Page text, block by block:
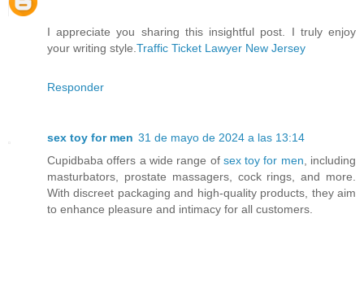
I appreciate you sharing this insightful post. I truly enjoy
your writing style.Traffic Ticket Lawyer New Jersey
Responder
sex toy for men 31 de mayo de 2024 a las 13:14
Cupidbaba offers a wide range of sex toy for men, including
masturbators, prostate massagers, cock rings, and more.
With discreet packaging and high-quality products, they aim
to enhance pleasure and intimacy for all customers.